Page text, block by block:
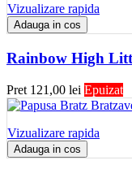
Vizualizare rapida
Adauga in cos
Rainbow High
Pret 121,00 lei Epuizat
Vizualizare rapida
Adauga in cos